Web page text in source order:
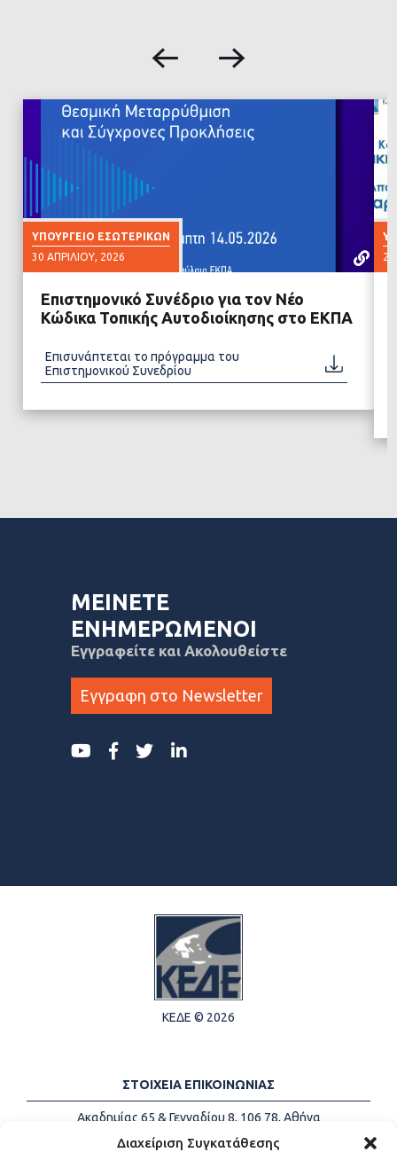
Διαχείριση Συγκατάθεσης
ΥΠΟΥΡΓΕΊΟ ΕΣΩΤΕΡΙΚΏΝ
30 ΑΠΡΙΛΊΟΥ, 2026
ΔΙΑΒΑΣΤΕ ΠΕΡΙΣΣΟΤΕΡΑ
Επιστημονικό Συνέδριο για τον Νέο
Κώδικα Τοπικής Αυτοδιοίκησης στο ΕΚΠΑ
Επισυνάπτεται το πρόγραμμα του
Επιστημονικού Συνεδρίου
ΜΕΙΝΕΤΕ
ΕΝΗΜΕΡΩΜΕΝΟΙ
Εγγραφείτε και Ακολουθείστε
Εγγραφη στο Newsletter
ΚΕΔΕ © 2026
ΣΤΟΙΧΕΙΑ ΕΠΙΚΟΙΝΩΝΙΑΣ
Ακαδημίας 65 & Γενναδίου 8, 106 78, Αθήνα
Τηλέφωνα:
+30 213-2147500
Email:
info@kede.gr